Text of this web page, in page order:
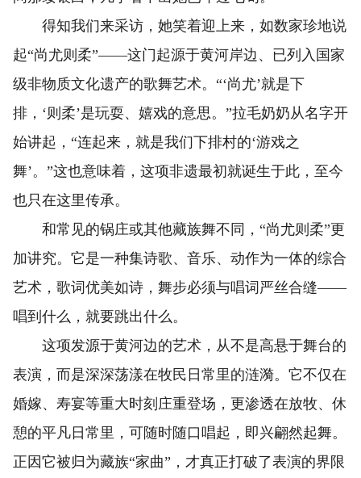
得知我们来采访，她笑着迎上来，如数家珍地说
起“尚尤则柔”——这门起源于黄河岸边、已列入国家
级非物质文化遗产的歌舞艺术。“‘尚尤’就是下
排，‘则柔’是玩耍、嬉戏的意思。”拉毛奶奶从名字开
始讲起，“连起来，就是我们下排村的‘游戏之
舞’。”这也意味着，这项非遗最初就诞生于此，至今
也只在这里传承。
和常见的锅庄或其他藏族舞不同，“尚尤则柔”更
加讲究。它是一种集诗歌、音乐、动作为一体的综合
艺术，歌词优美如诗，舞步必须与唱词严丝合缝——
唱到什么，就要跳出什么。
这项发源于黄河边的艺术，从不是高悬于舞台的
表演，而是深深荡漾在牧民日常里的涟漪。它不仅在
婚嫁、寿宴等重大时刻庄重登场，更渗透在放牧、休
憩的平凡日常里，可随时随口唱起，即兴翩然起舞。
正因它被归为藏族“家曲”，才真正打破了表演的界限